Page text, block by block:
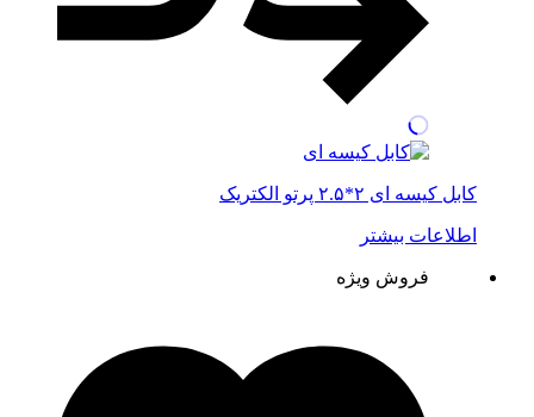
کابل کیسه ای ۲*۲.۵ پرتو الکتریک
اطلاعات بیشتر
فروش ویژه